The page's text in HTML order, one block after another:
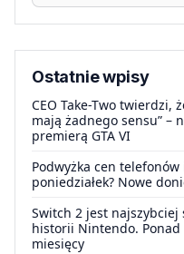
Ostatnie wpisy
CEO Take-Two twierdzi,
mają żadnego sensu” –
premierą GTA VI
Podwyżka cen
poniedziałek? Nowe
Switch 2 jest
historii Nintendo.
miesięcy